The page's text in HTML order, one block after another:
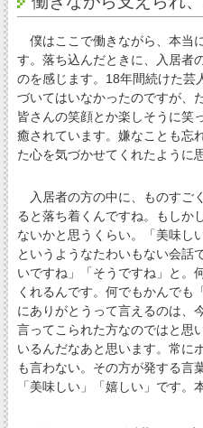
僕はここで働きながら、本当
す。落ち込んだときに、入居者
のを感じます。18年間続けた芸
づいてはいなかったのですが、
皆さんの笑顔とか楽しそうに笑
癒されています。嫌なことも忘
た心を気づかせてくれたように
入居者の方の中に、ものすご
ると落ち着くんですね。もしか
ないかと思うくらい。「美味し
というようなたわいもない会話
いですね」「そうですね」と。
くれるんです。何でもかんでも
にありがとうって言えるのは、
言ってこられた方なのではと思
いるんだなあと思います。常に
も言わない。その方が発する言
「美味しい」「嬉しい」です。